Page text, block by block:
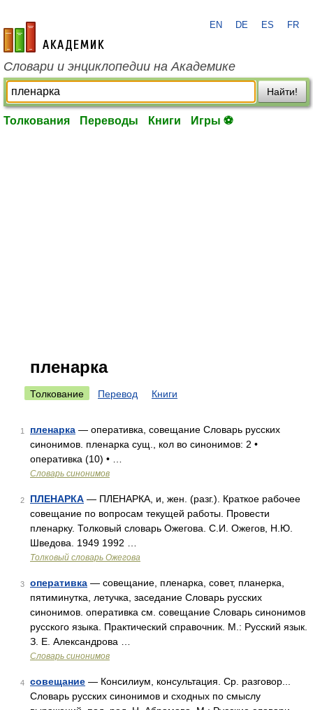
academic.ru
EN DE ES FR
Словари и энциклопедии на Академике
Найти!
Толкования Переводы Книги Игры ⚽
пленарка
Толкование Перевод Книги
1 пленарка — оперативка, совещание Словарь русских
синонимов. пленарка сущ., кол во синонимов: 2 •
оперативка (10) • …
Словарь синонимов
2 ПЛЕНАРКА — ПЛЕНАРКА, и, жен. (разг.). Краткое рабочее
совещание по вопросам текущей работы. Провести
пленарку. Толковый словарь Ожегова. С.И. Ожегов, Н.Ю.
Шведова. 1949 1992 …
Толковый словарь Ожегова
3 оперативка — совещание, пленарка, совет, планерка,
пятиминутка, летучка, заседание Словарь русских
синонимов. оперативка см. совещание Словарь синонимов
русского языка. Практический справочник. М.: Русский язык.
З. Е. Александрова …
Словарь синонимов
4 совещание — Консилиум, консультация. Ср. разговор...
Словарь русских синонимов и сходных по смыслу